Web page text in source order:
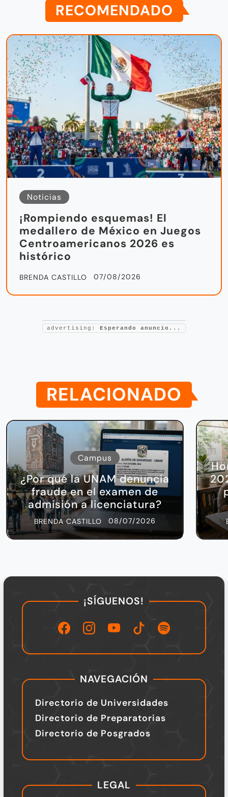
RECOMENDADO
Noticias
¡Rompiendo esquemas! El
medallero de México en Juegos
Centroamericanos 2026 es
histórico
BRENDA CASTILLO 07/08/2026
advertising: Esperando anuncio...
RELACIONADO
Campus
¿Por qué la UNAM denuncia
fraude en el examen de
admisión a licenciatura?
BRENDA CASTILLO 08/07/2026
¡SÍGUENOS!
NAVEGACIÓN
Directorio de Universidades
Directorio de Preparatorias
Directorio de Posgrados
LEGAL